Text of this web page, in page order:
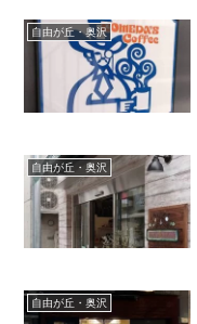
自由が丘・奥沢
自由が丘・奥沢
自由が丘・奥沢